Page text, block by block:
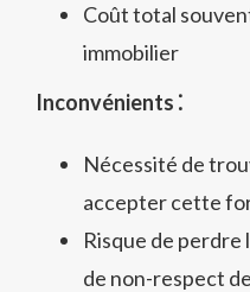
Coût total
immobilier
Inconvénients ⁚
Nécessité de
accepter cette
Risque de perdre
de non-respect